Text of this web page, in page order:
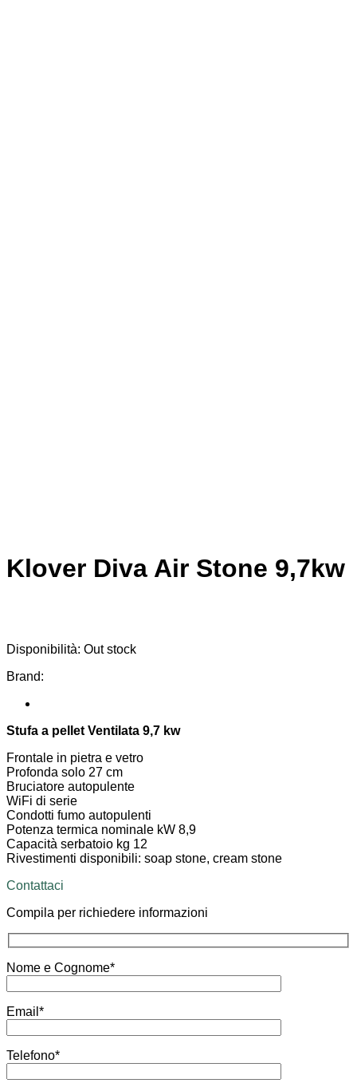
Klover Diva Air Stone 9,7kw
Disponibilità: Out stock
Brand:
Stufa a pellet Ventilata 9,7 kw
Frontale in pietra e vetro
Profonda solo 27 cm
Bruciatore autopulente
WiFi di serie
Condotti fumo autopulenti
Potenza termica nominale kW 8,9
Capacità serbatoio kg 12
Rivestimenti disponibili: soap stone, cream stone
Contattaci
Compila per richiedere informazioni
Nome e Cognome*
Email*
Telefono*